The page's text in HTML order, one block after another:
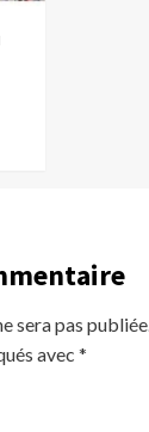
sera pas publiée.
avec *